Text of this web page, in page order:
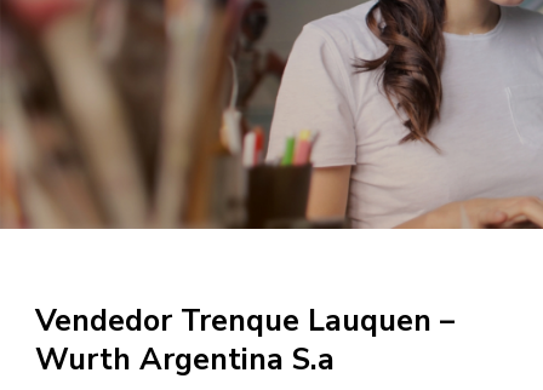
Vendedor Trenque Lauquen –
Wurth Argentina S.a